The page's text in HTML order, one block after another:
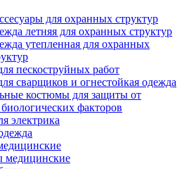
для охранных структур
летняя для охранных структур
утепленная для охранных
пескоструйных работ
сварщиков и огнестойкая одежда
костюмы для защиты от
факторов
электрика
медицинские